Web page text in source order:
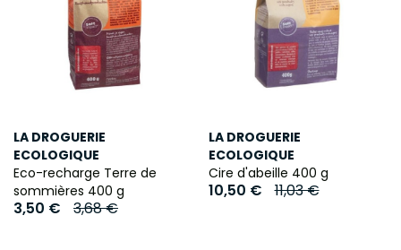
LA DROGUERIE
ECOLOGIQUE
Eco-recharge Terre de
sommières 400 g
3,50 € 3,68 €
LA DROGUERIE
ECOLOGIQUE
Cire d'abeille 400 g
10,50 € 11,03 €